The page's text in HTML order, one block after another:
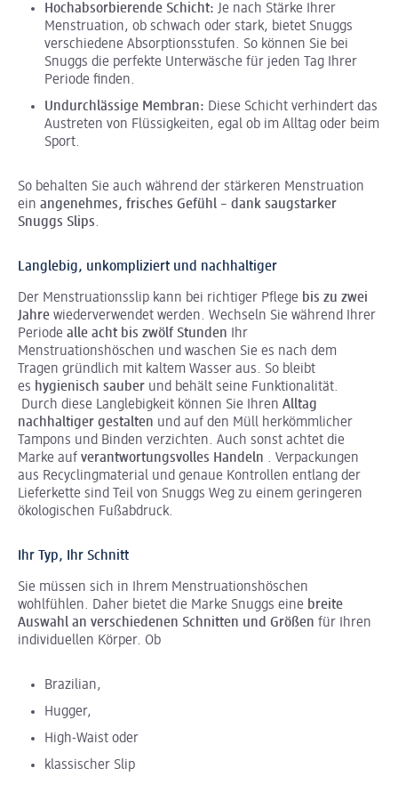
Hochabsorbierende Schicht: Je nach Stärke Ihrer
Menstruation, ob schwach oder stark, bietet Snuggs
verschiedene Absorptionsstufen. So können Sie bei
Snuggs die perfekte Unterwäsche für jeden Tag Ihrer
Periode finden.
Undurchlässige Membran: Diese Schicht verhindert das
Austreten von Flüssigkeiten, egal ob im Alltag oder beim
Sport.
So behalten Sie auch während der stärkeren Menstruation
ein angenehmes, frisches Gefühl – dank saugstarker
Snuggs Slips.
Langlebig, unkompliziert und nachhaltiger
Der Menstruationsslip kann bei richtiger Pflege bis zu zwei
Jahre wiederverwendet werden. Wechseln Sie während Ihrer
Periode alle acht bis zwölf Stunden Ihr
Menstruationshöschen und waschen Sie es nach dem
Tragen gründlich mit kaltem Wasser aus. So bleibt
es hygienisch sauber und behält seine Funktionalität.
Durch diese Langlebigkeit können Sie Ihren Alltag
nachhaltiger gestalten und auf den Müll herkömmlicher
Tampons und Binden verzichten. Auch sonst achtet die
Marke auf verantwortungsvolles Handeln . Verpackungen
aus Recyclingmaterial und genaue Kontrollen entlang der
Lieferkette sind Teil von Snuggs Weg zu einem geringeren
ökologischen Fußabdruck.
Ihr Typ, Ihr Schnitt
Sie müssen sich in Ihrem Menstruationshöschen
wohlfühlen. Daher bietet die Marke Snuggs eine breite
Auswahl an verschiedenen Schnitten und Größen für Ihren
individuellen Körper. Ob
Brazilian,
Hugger,
High-Waist oder
klassischer Slip